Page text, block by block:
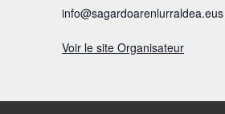
info@sagardoarenlurraldea.eus
Voir le site Organisateur